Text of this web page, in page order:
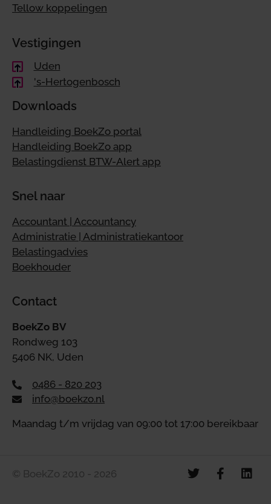
Tellow koppelingen
Vestigingen
Uden
's-Hertogenbosch
Downloads
Handleiding BoekZo portal
Handleiding BoekZo app
Belastingdienst BTW-Alert app
Snel naar
Accountant | Accountancy
Administratie | Administratiekantoor
Belastingadvies
Boekhouder
Contact
BoekZo BV
Rondweg 103
5406 NK, Uden
0486 - 820 203
info@boekzo.nl
Maandag t/m vrijdag van 09:00 tot 17:00 bereikbaar
© BoekZo 2010 - 2026